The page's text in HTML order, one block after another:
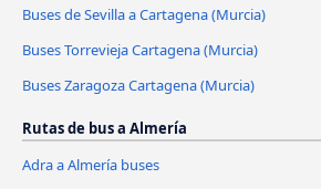
Buses de Sevilla a Cartagena (Murcia)
Buses Torrevieja Cartagena (Murcia)
Buses Zaragoza Cartagena (Murcia)
Rutas de bus a Almería
Adra a Almería buses